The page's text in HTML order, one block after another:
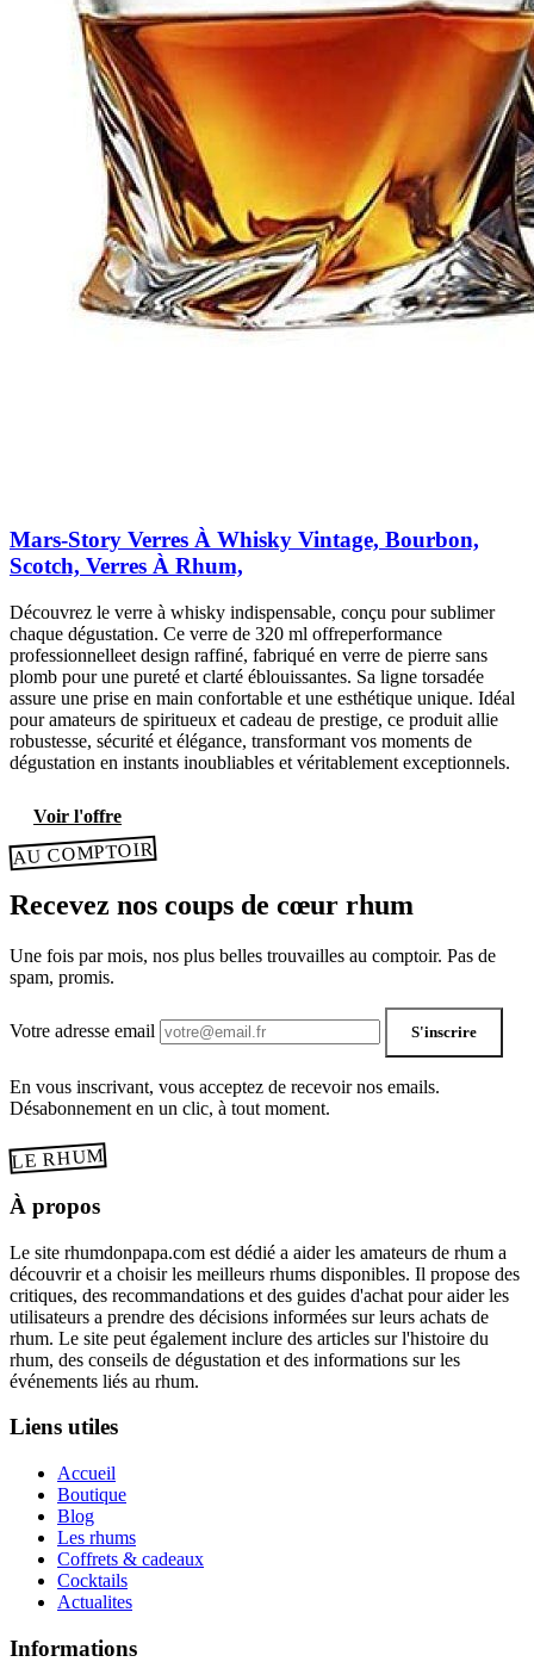
Mars-Story Verres À Whisky Vintage, Bourbon,
Scotch, Verres À Rhum,
Découvrez le verre à whisky indispensable, conçu pour sublimer
chaque dégustation. Ce verre de 320 ml offreperformance
professionnelleet design raffiné, fabriqué en verre de pierre sans
plomb pour une pureté et clarté éblouissantes. Sa ligne torsadée
assure une prise en main confortable et une esthétique unique. Idéal
pour amateurs de spiritueux et cadeau de prestige, ce produit allie
robustesse, sécurité et élégance, transformant vos moments de
dégustation en instants inoubliables et véritablement exceptionnels.
Voir l'offre
AU COMPTOIR
Recevez nos coups de cœur rhum
Une fois par mois, nos plus belles trouvailles au comptoir. Pas de
spam, promis.
Votre adresse email S'inscrire
En vous inscrivant, vous acceptez de recevoir nos emails.
Désabonnement en un clic, à tout moment.
LE RHUM
À propos
Le site rhumdonpapa.com est dédié a aider les amateurs de rhum a
découvrir et a choisir les meilleurs rhums disponibles. Il propose des
critiques, des recommandations et des guides d'achat pour aider les
utilisateurs a prendre des décisions informées sur leurs achats de
rhum. Le site peut également inclure des articles sur l'histoire du
rhum, des conseils de dégustation et des informations sur les
événements liés au rhum.
Liens utiles
Accueil
Boutique
Blog
Les rhums
Coffrets & cadeaux
Cocktails
Actualites
Informations